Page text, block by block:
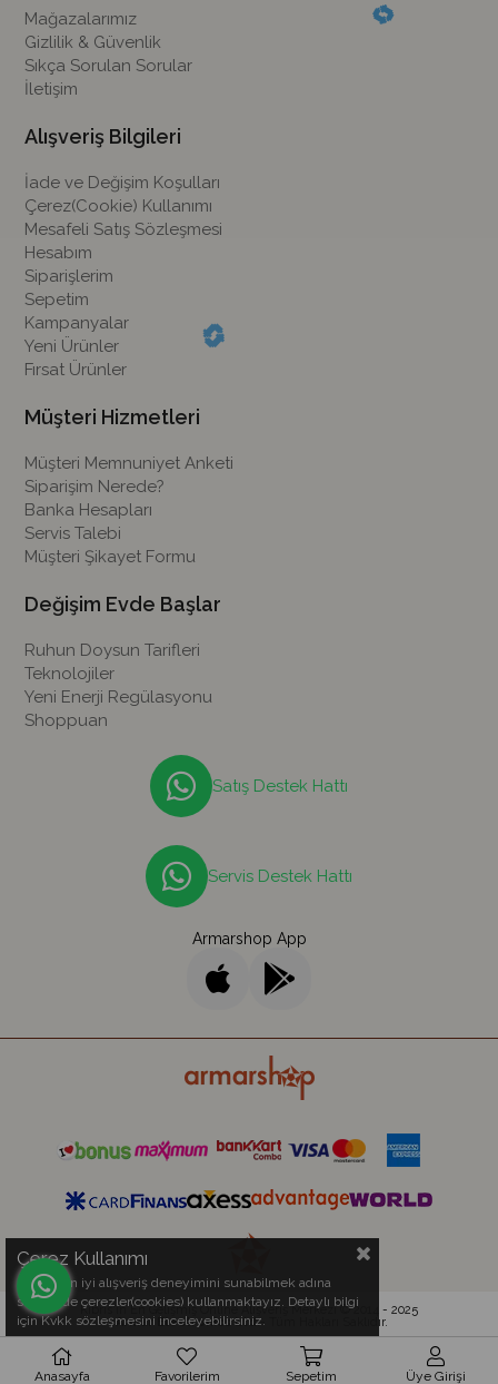
Mağazalarımız
Gizlilik & Güvenlik
Sıkça Sorulan Sorular
İletişim
Alışveriş Bilgileri
İade ve Değişim Koşulları
Çerez(Cookie) Kullanımı
Mesafeli Satış Sözleşmesi
Hesabım
Siparişlerim
Sepetim
Kampanyalar
Yeni Ürünler
Fırsat Ürünler
Müşteri Hizmetleri
Müşteri Memnuniyet Anketi
Siparişim Nerede?
Banka Hesapları
Servis Talebi
Müşteri Şikayet Formu
Değişim Evde Başlar
Ruhun Doysun Tarifleri
Teknolojiler
Yeni Enerji Regülasyonu
Shoppuan
Satış Destek Hattı
Servis Destek Hattı
Armarshop App
Kıbrıs'ın En Gelişmiş Online Alışveriş Merkezi © 2014 - 2025
Armar Electronics Ltd.- Tüm Hakları Saklıdır.
Çerez Kullanımı
Sizlere en iyi alışveriş deneyimini sunabilmek adına
sitemizde çerezler(cookies) kullanmaktayız. Detaylı bilgi
için Kvkk sözleşmesini inceleyebilirsiniz.
Anasayfa Favorilerim Sepetim Üye Girişi